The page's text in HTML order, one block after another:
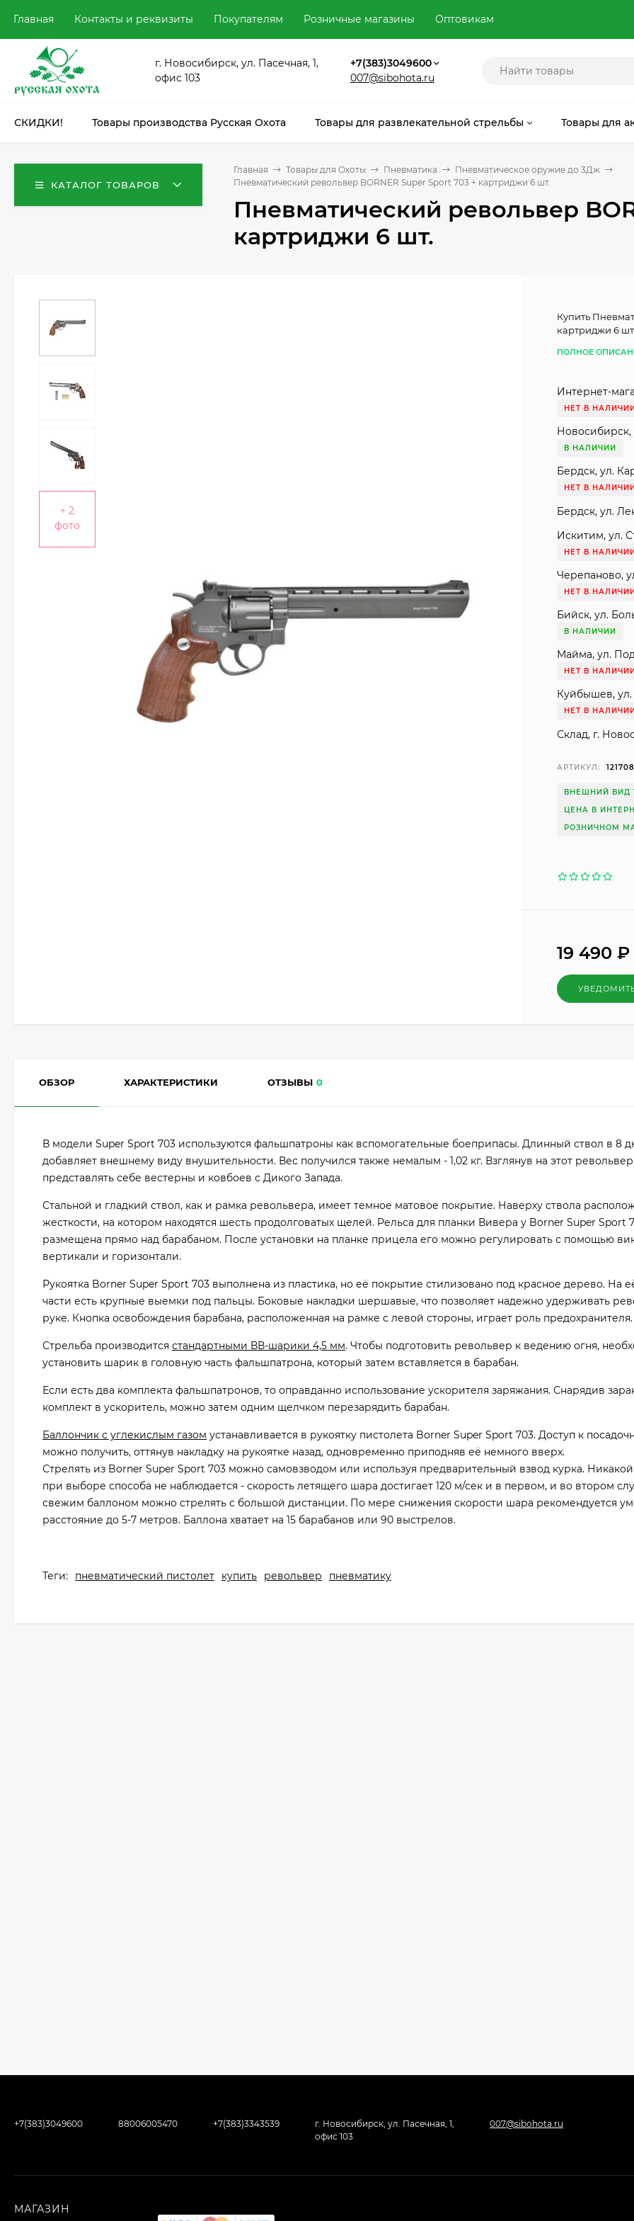
Главная Контакты и реквизиты Покупателям Розничные магазины Оптовикам
г. Новосибирск, ул. Пасечная, 1,
офис 103
+7(383)3049600
007@sibohota.ru
СКИДКИ! Товары производства Русская Охота Товары для развлекательной стрельбы Товары для
КАТАЛОГ ТОВАРОВ
Главная Товары для Охоты Пневматика
Пневматическое оружие до 3Дж
Пневматический револьвер BORNER Super Sport 703 + картриджи 6 шт.
Пневматический револьвер
картриджи 6 шт.
+ 2
фото
Купить
картриджи 6 шт.
ПОЛНОЕ
Интернет-
НЕТ В
Новосибирск,
В НАЛИЧИИ
Бердск, ул.
НЕТ В
Бердск, ул.
Искитим, ул.
НЕТ В
Черепаново,
НЕТ В
Бийск, ул.
В НАЛИЧИИ
Майма, ул.
НЕТ В
Куйбышев, ул.
НЕТ В
Склад, г.
АРТИКУЛ:
ВНЕШНИЙ ВИД
ЦЕНА В
РОЗНИЧНОМ
19 490₽
ОБЗОР ХАРАКТЕРИСТИКИ ОТЗЫВЫ 0
В модели Super Sport 703 используются фальшпатроны как вспомогательные боеприпасы. Длинный ствол в 8
добавляет внешнему виду внушительности. Вес получился также немалым - 1,02 кг. Взглянув на этот
представлять себе вестерны и ковбоев с Дикого Запада.
Стальной и гладкий ствол, как и рамка револьвера, имеет темное матовое покрытие. Наверху ствола
жесткости, на котором находятся шесть продолговатых щелей. Рельса для планки Вивера у Borner Super Sport
размещена прямо над барабаном. После установки на планке прицела его можно регулировать с помощью
вертикали и горизонтали.
Рукоятка Borner Super Sport 703 выполнена из пластика, но её покрытие стилизовано под красное дерево. На
части есть крупные выемки под пальцы. Боковые накладки шершавые, что позволяет надежно удерживать
руке. Кнопка освобождения барабана, расположенная на рамке с левой стороны, играет роль предохранителя.
Стрельба производится стандартными ВВ-шарики 4,5 мм. Чтобы подготовить револьвер к ведению огня,
установить шарик в головную часть фальшпатрона, который затем вставляется в барабан.
Если есть два комплекта фальшпатронов, то оправданно использование ускорителя заряжания. Снарядив
комплект в ускоритель, можно затем одним щелчком перезарядить барабан.
Баллончик с углекислым газом устанавливается в рукоятку пистолета Borner Super Sport 703. Доступ к
можно получить, оттянув накладку на рукоятке назад, одновременно приподняв её немного вверх.
Стрелять из Borner Super Sport 703 можно самовзводом или используя предварительный взвод курка.
при выборе способа не наблюдается - скорость летящего шара достигает 120 м/сек и в первом, и во втором
свежим баллоном можно стрелять с большой дистанции. По мере снижения скорости шара рекомендуется
расстояние до 5-7 метров. Баллона хватает на 15 барабанов или 90 выстрелов.
Теги: пневматический пистолет купить револьвер пневматику
+7(383)3049600 88006005470 +7(383)3343539
г. Новосибирск, ул. Пасечная, 1,
офис 103
007@sibohota.ru
МАГАЗИН